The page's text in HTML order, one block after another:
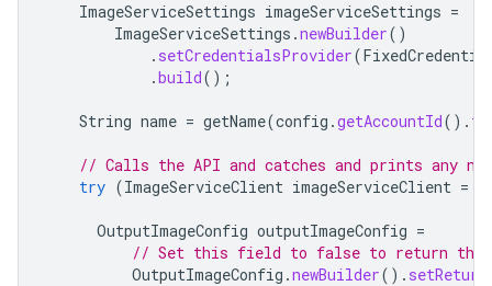
ImageServiceSettings imageServiceSettings =
ImageServiceSettings .newBuilder()
. setCredentialsProvider(
.build();
String name = getName(config .getAccountId().
// Calls the API and catches and prints any
try (ImageServiceClient imageServiceClient =
OutputImageConfig outputImageConfig =
// Set this field to false to return the
OutputImageConfig .newBuilder().